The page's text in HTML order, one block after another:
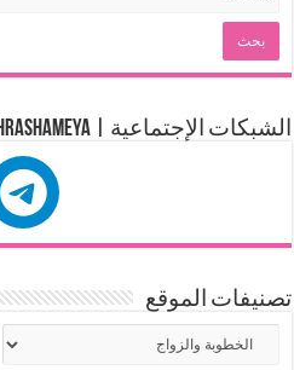
الشبكات الإجتماعية | zahrashameya
تصنيفات الموقع